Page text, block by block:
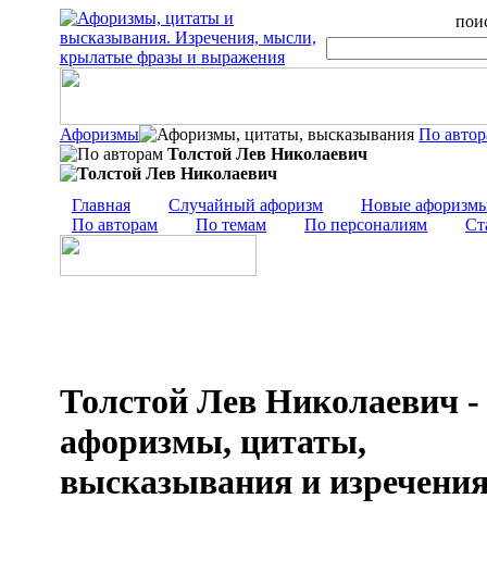
Афоризмы
По
Толстой Лев Николаевич
Главная Случайный афоризм
Новые
По авторам
По темам По персоналиям
Толстой Лев Николаевич -
афоризмы, цитаты,
высказывания и